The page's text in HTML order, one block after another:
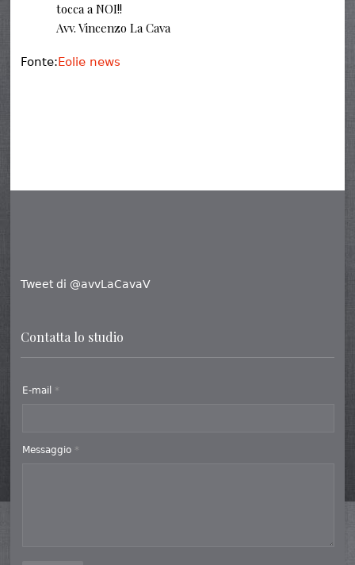
tocca a NOI!!
Avv. Vincenzo La Cava
Fonte:Eolie news
Tweet di @avvLaCavaV
Contatta lo studio
E-mail *
Messaggio *